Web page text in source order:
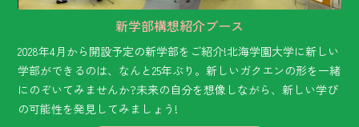
新学部構想紹介ブース
2028年4月から開設予定の新学部をご紹介!北海学園大学に新しい
学部ができるのは、なんと25年ぶり。新しいガクエンの形を一緒
にのぞいてみませんか?未来の自分を想像しながら、新しい学び
の可能性を発見してみましょう!